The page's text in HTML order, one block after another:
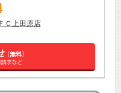
Ｃ上田原店